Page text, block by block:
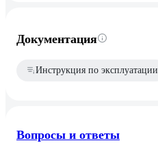
Документация
Инструкция по эксплуатации
Вопросы и ответы